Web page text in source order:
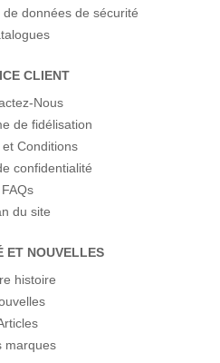
données de sécurité
CLIENT
Nous
de fidélisation
et Conditions
confidentialité
FAQs
du site
ET NOUVELLES
histoire
marques